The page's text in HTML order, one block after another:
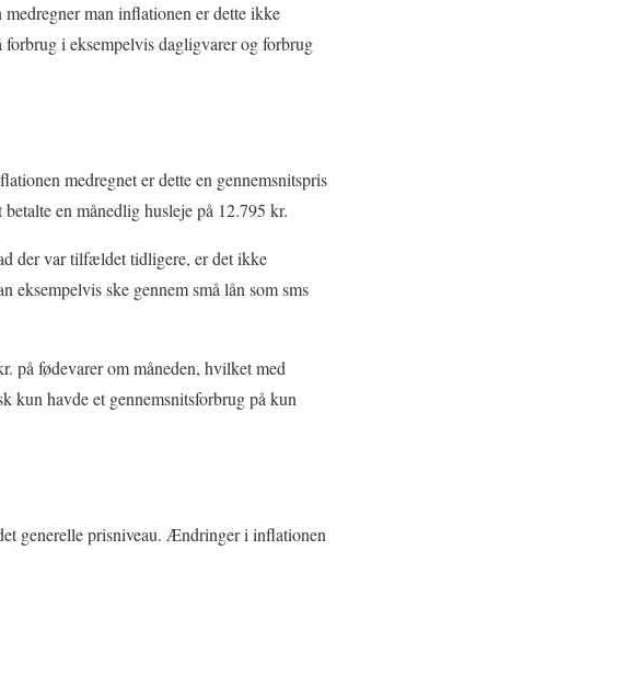
man inflationen er dette ikke
i eksempelvis dagligvarer og forbrug
medregnet er dette en gennemsnitspris
en månedlig husleje på 12.795 kr.
der var tilfældet tidligere, er det ikke
ske gennem små lån som sms
på fødevarer om måneden, hvilket med
kun havde et gennemsnitsforbrug på kun
generelle prisniveau. Ændringer i inflationen